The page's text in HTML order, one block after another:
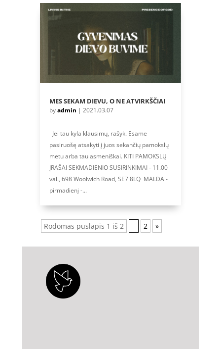
MES SEKAM DIEVU, O NE ATVIRKŠČIAI
byadmin | 2021.03.07
Jei tau kyla klausimų, rašyk. Esame
pasiruošę atsakyti į juos sekančių pamokslų
metu arba tau asmeniškai. KITI PAMOKSLŲ
ĮRAŠAI SEKMADIENIO SUSIRINKIMAI - 11.00
val., 698 Woolwich Road, SE7 8LQ MALDA -
pirmadienį -...
Rodomas puslapis 1 iš 2 2 »